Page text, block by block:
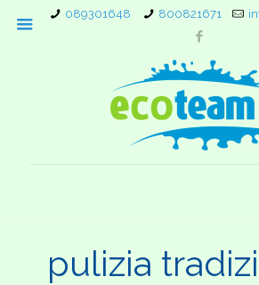
089301648 800821671
pulizia